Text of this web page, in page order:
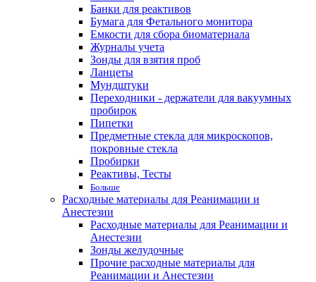
Банки для реактивов
Бумага для Фетального монитора
Емкости для сбора биоматериала
Журналы учета
Зонды для взятия проб
Ланцеты
Мундштуки
Переходники - держатели для вакуумных
пробирок
Пипетки
Предметные стекла для микроскопов,
покровные стекла
Пробирки
Реактивы, Тесты
Больше
Расходные материалы для Реанимации и
Анестезии
Расходные материалы для Реанимации и
Анестезии
Зонды желудочные
Прочие расходные материалы для
Реанимации и Анестезии